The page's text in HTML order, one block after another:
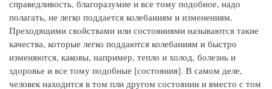
справедливость, благоразумие и все тому подобное, надо
полагать, не легко поддается колебаниям и изменениям.
Преходящими свойствами или состояниями называются такие
качества, которые легко поддаются колебаниям и быстро
изменяются, каковы, например, тепло и холод, болезнь и
здоровье и все тому подобные [состояния]. В самом деле,
человек находится в том пли другом состоянии и вместо с том